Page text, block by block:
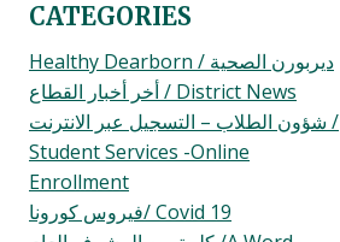
CATEGORIES
Healthy Dearborn / ديربورن الصحية
أخر أخبار القطاع / District News
شؤون الطلاب – التسجيل عبر الانترنت /
Student Services -Online
Enrollment
فيروس كورونا/ Covid 19